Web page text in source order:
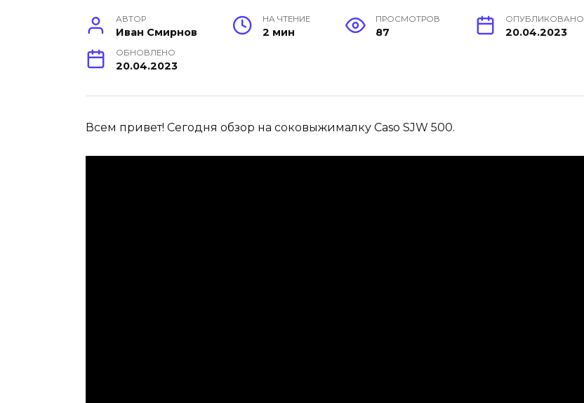
АВТОР
Иван Смирнов
НА ЧТЕНИЕ
2 мин
ПРОСМОТРОВ
87
ОПУБЛИКОВАНО
20.04.2023
ОБНОВЛЕНО
20.04.2023
Всем привет! Сегодня обзор на соковыжималку Caso SJW 500.